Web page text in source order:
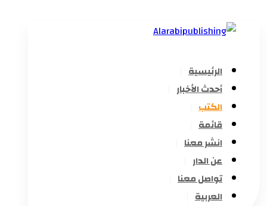
الرئيسية
أحدث الأخبار
الكتب
قائمة
انشر معنا
عن الدار
تواصل معنا
العربية